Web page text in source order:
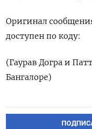
Оригинал
доступен по коду:
(Гаурав Догра и
Бангалоре)